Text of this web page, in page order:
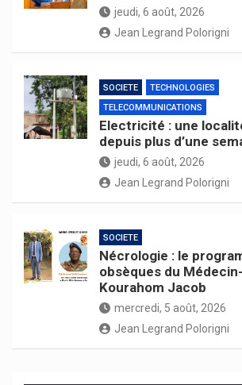
jeudi, 6 août, 2026
Jean Legrand Polorigni
SOCIETE
TECHNOLOGIES
TELECOMMUNICATIONS
Electricité : une
depuis plus d’une
jeudi, 6 août, 2026
Jean Legrand Polorigni
SOCIETE
Nécrologie : le
obsèques du
Kourahom Jacob
mercredi, 5 août, 2026
Jean Legrand Polorigni